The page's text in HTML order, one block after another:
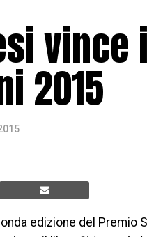
2015
edizione del Premio